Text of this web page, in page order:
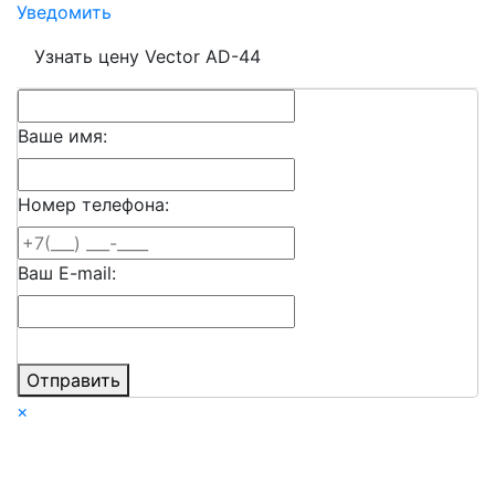
Уведомить
Узнать цену Vector AD-44
Ваше имя:
Номер телефона:
Ваш E-mail:
Отправить
×